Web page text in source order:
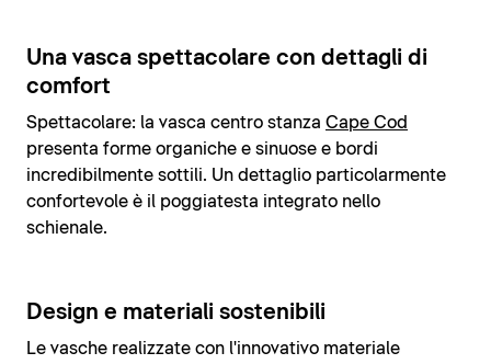
Una vasca spettacolare con dettagli di
comfort
Spettacolare: la vasca centro stanza Cape Cod
presenta forme organiche e sinuose e bordi
incredibilmente sottili. Un dettaglio particolarmente
confortevole è il poggiatesta integrato nello
schienale.
Design e materiali sostenibili
Le vasche realizzate con l'innovativo materiale